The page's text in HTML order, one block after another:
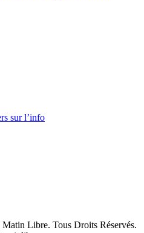
sur l’info
Libre. Tous Droits Réservés.